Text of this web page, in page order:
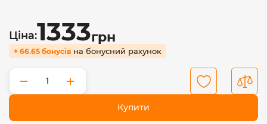
Ціна:1333грн
+ 66.65 бонусів на бонусний рахунок
− +
Купити